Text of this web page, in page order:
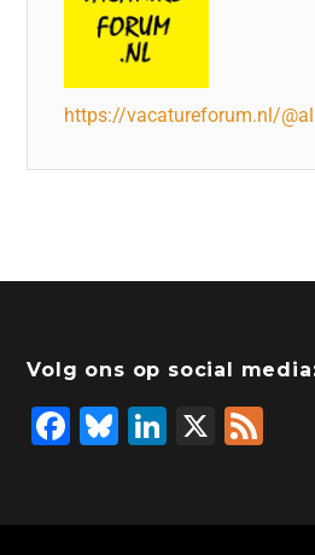
https://vacatureforum.nl/
Volg ons op social
F
Bl
Li X